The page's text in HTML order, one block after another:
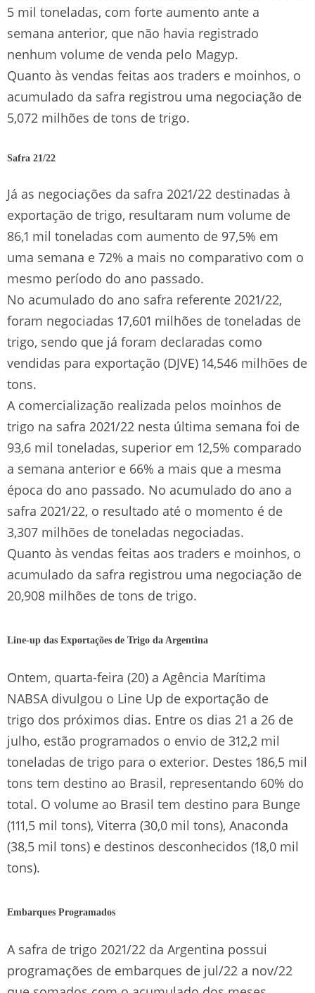
5 mil toneladas, com forte aumento ante a
semana anterior, que não havia registrado
nenhum volume de venda pelo Magyp.
Quanto às vendas feitas aos traders e moinhos, o
acumulado da safra registrou uma negociação de
5,072 milhões de tons de trigo.
Safra 21/22
Já as negociações da safra 2021/22 destinadas à
exportação de trigo, resultaram num volume de
86,1 mil toneladas com aumento de 97,5% em
uma semana e 72% a mais no comparativo com o
mesmo período do ano passado.
No acumulado do ano safra referente 2021/22,
foram negociadas 17,601 milhões de toneladas de
trigo, sendo que já foram declaradas como
vendidas para exportação (DJVE) 14,546 milhões de
tons.
A comercialização realizada pelos moinhos de
trigo na safra 2021/22 nesta última semana foi de
93,6 mil toneladas, superior em 12,5% comparado
a semana anterior e 66% a mais que a mesma
época do ano passado. No acumulado do ano a
safra 2021/22, o resultado até o momento é de
3,307 milhões de toneladas negociadas.
Quanto às vendas feitas aos traders e moinhos, o
acumulado da safra registrou uma negociação de
20,908 milhões de tons de trigo.
Line-up das Exportações de Trigo da Argentina
Ontem, quarta-feira (20) a Agência Marítima
NABSA divulgou o Line Up de exportação de
trigo dos próximos dias. Entre os dias 21 a 26 de
julho, estão programados o envio de 312,2 mil
toneladas de trigo para o exterior. Destes 186,5 mil
tons tem destino ao Brasil, representando 60% do
total. O volume ao Brasil tem destino para Bunge
(111,5 mil tons), Viterra (30,0 mil tons), Anaconda
(38,5 mil tons) e destinos desconhecidos (18,0 mil
tons).
Embarques Programados
A safra de trigo 2021/22 da Argentina possui
programações de embarques de jul/22 a nov/22